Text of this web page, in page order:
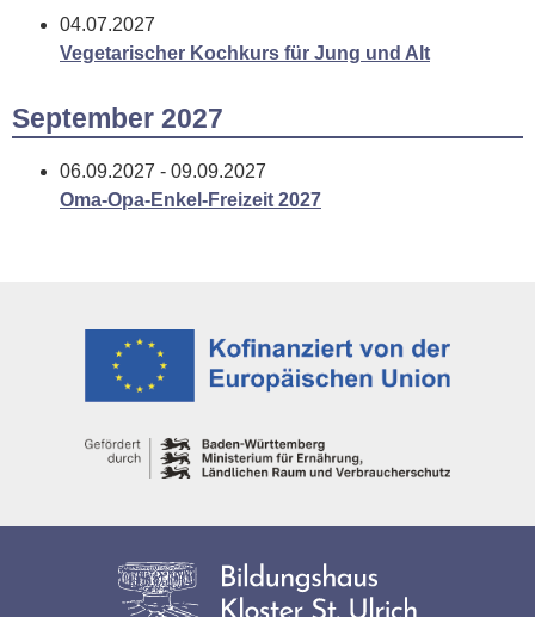
04.07.2027
Vegetarischer Kochkurs für Jung und Alt
September 2027
06.09.2027 - 09.09.2027
Oma-Opa-Enkel-Freizeit 2027